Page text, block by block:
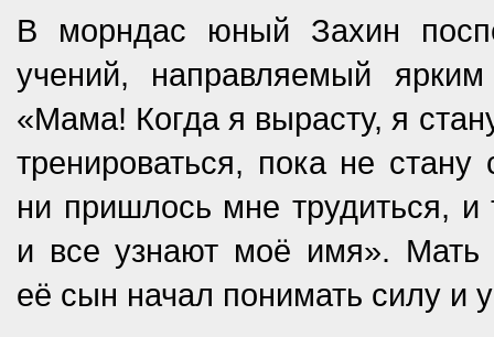
В морндас юный Захин
учений, направляемый
«Мама! Когда я вырасту, я
тренироваться, пока не
ни пришлось мне трудиться,
и все узнают моё имя». Мать
её сын начал понимать силу и